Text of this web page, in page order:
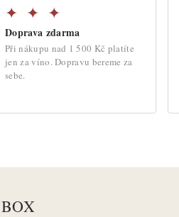
✦ ✦ ✦
Doprava zdarma
Při nákupu nad 1 500 Kč platíte
jen za víno. Dopravu bereme za
sebe.